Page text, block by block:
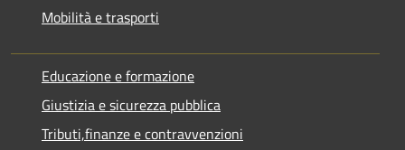
Mobilità e trasporti
Educazione e formazione
Giustizia e sicurezza pubblica
Tributi,finanze e contravvenzioni